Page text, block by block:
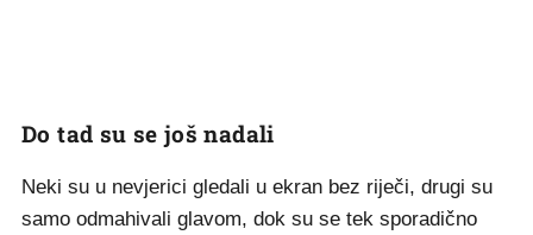
Do tad su se još nadali
Neki su u nevjerici gledali u ekran bez riječi, drugi su
samo odmahivali glavom, dok su se tek sporadično